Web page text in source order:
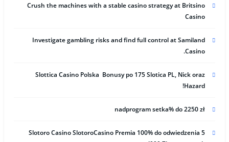
Crush the machines with a stable casino strategy at Britsino
Casino
Investigate gambling risks and find full control at Samiland
Casino.
Slottica Casino Polska ️️ Bonusy po 175 Slotica PL, Nick oraz
Hazard!
nadprogram setka% do 2250 zł
Slotoro Casino SlotoroCasino Premia 100% do odwiedzenia 5